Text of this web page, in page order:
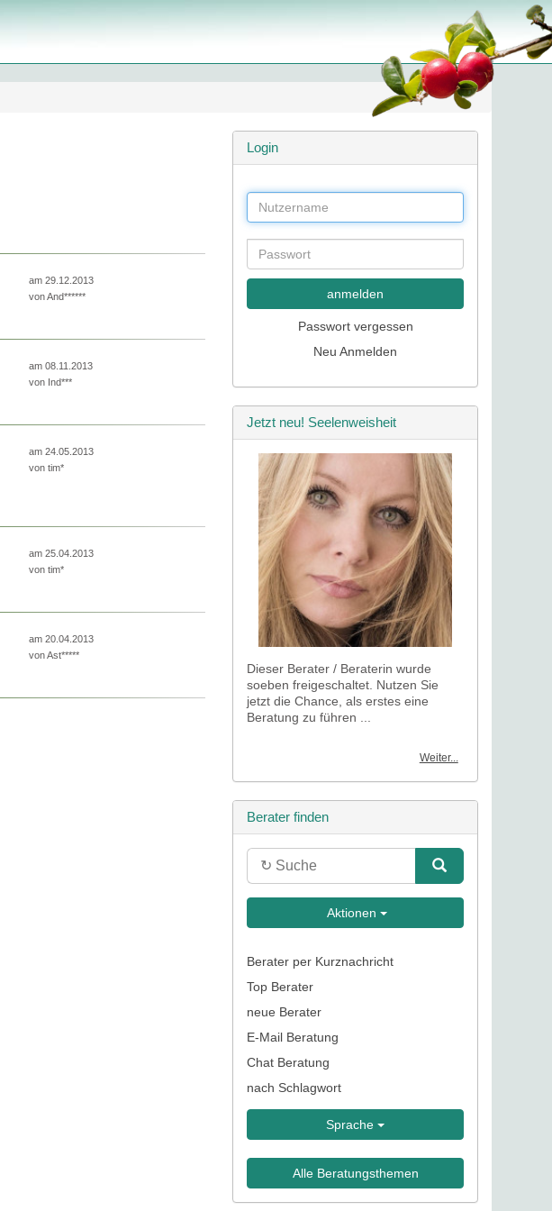
am 29.12.2013
vonAnd******
am 08.11.2013
von Ind***
am 24.05.2013
von tim*
am 25.04.2013
von tim*
am 20.04.2013
vonAst*****
Login
anmelden
Passwort vergessen
Neu Anmelden
Jetzt neu! Seelenweisheit
Dieser Berater / Beraterin wurde
soeben freigeschaltet. Nutzen Sie
jetzt die Chance, als erstes eine
Beratung zu führen ...
Weiter...
Berater finden
Aktionen
Berater per Kurznachricht
Top Berater
neue Berater
E-Mail Beratung
Chat Beratung
nach Schlagwort
Sprache
Alle Beratungsthemen